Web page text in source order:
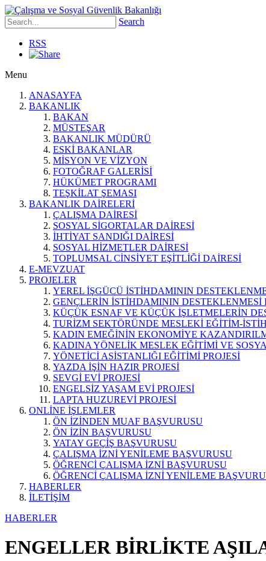
Search
RSS
Menu
ANASAYFA
BAKANLIK
BAKAN
MÜSTEŞAR
BAKANLIK MÜDÜRÜ
ESKİ BAKANLAR
MİSYON VE VİZYON
FOTOĞRAF GALERİSİ
HÜKÜMET PROGRAMI
TEŞKİLAT ŞEMASI
BAKANLIK DAİRELERİ
ÇALIŞMA DAİRESİ
SOSYAL SİGORTALAR DAİRESİ
İHTİYAT SANDIĞI DAİRESİ
SOSYAL HİZMETLER DAİRESİ
TOPLUMSAL CİNSİYET EŞİTLİĞİ DAİRESİ
E-MEVZUAT
PROJELER
YEREL İŞGÜCÜ İSTİHDAMININ
GENÇLERİN İSTİHDAMININ DESTEKLENMESİ
KÜÇÜK ESNAF VE KÜÇÜK İŞLETMELERİN
TURİZM SEKTÖRÜNDE MESLEKİ EĞİTİM-
KADIN EMEĞİNİN EKONOMİYE
KADINA YÖNELİK MESLEK EĞİTİMİ VE
YÖNETİCİ ASİSTANLIĞI EĞİTİMİ PROJESİ
YAZDA İŞİN HAZIR PROJESİ
SEVGİ EVİ PROJESİ
ENGELSİZ YAŞAM EVİ PROJESİ
LAPTA HUZUREVİ PROJESİ
ONLİNE İŞLEMLER
ÖN İZİNDEN MUAF BAŞVURUSU
ÖN İZİN BAŞVURUSU
YATAY GEÇİŞ BAŞVURUSU
ÇALIŞMA İZNİ YENİLEME BAŞVURUSU
ÖĞRENCİ ÇALIŞMA İZNİ BAŞVURUSU
ÖĞRENCİ ÇALIŞMA İZNİ YENİLEME
HABERLER
İLETİŞİM
HABERLER
ENGELLER BİRLİKTE